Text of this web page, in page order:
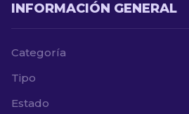
INFORMACIÓN GENERAL
Categoría
Tipo
Estado